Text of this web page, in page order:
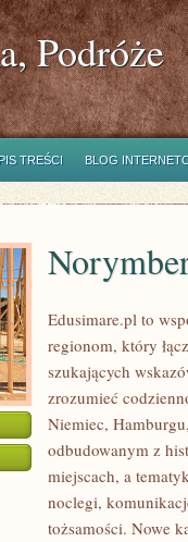
Podróże
TREŚCI BLOG
NORYMBERGA
(NÜRNBERG/NUREMBERG)
Edusimare.pl to
regionom, który
szukających
zrozumieć
Niemiec,
odbudowanym z
miejscach, a
noclegi,
tożsamości. Nowe